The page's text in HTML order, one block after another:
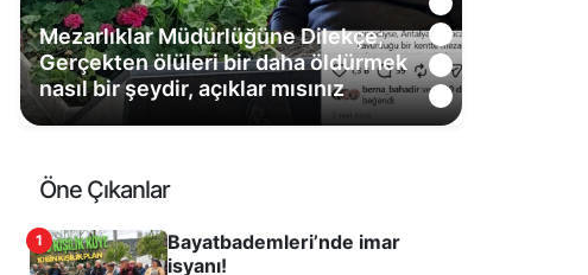
Geyikbayırı’nda enerjiye değil,
yönteme itiraz var! Doğa güzel kalsın,
enerji yer altına
Öne Çıkanlar
1
Bayatbademleri’nde imar
isyanı!